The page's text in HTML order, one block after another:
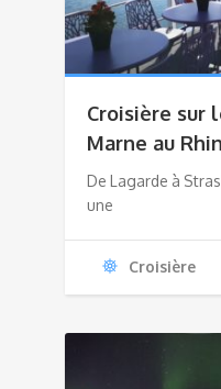
Croisière sur
Marne au Rhin
De Lagarde à
une
Croisière